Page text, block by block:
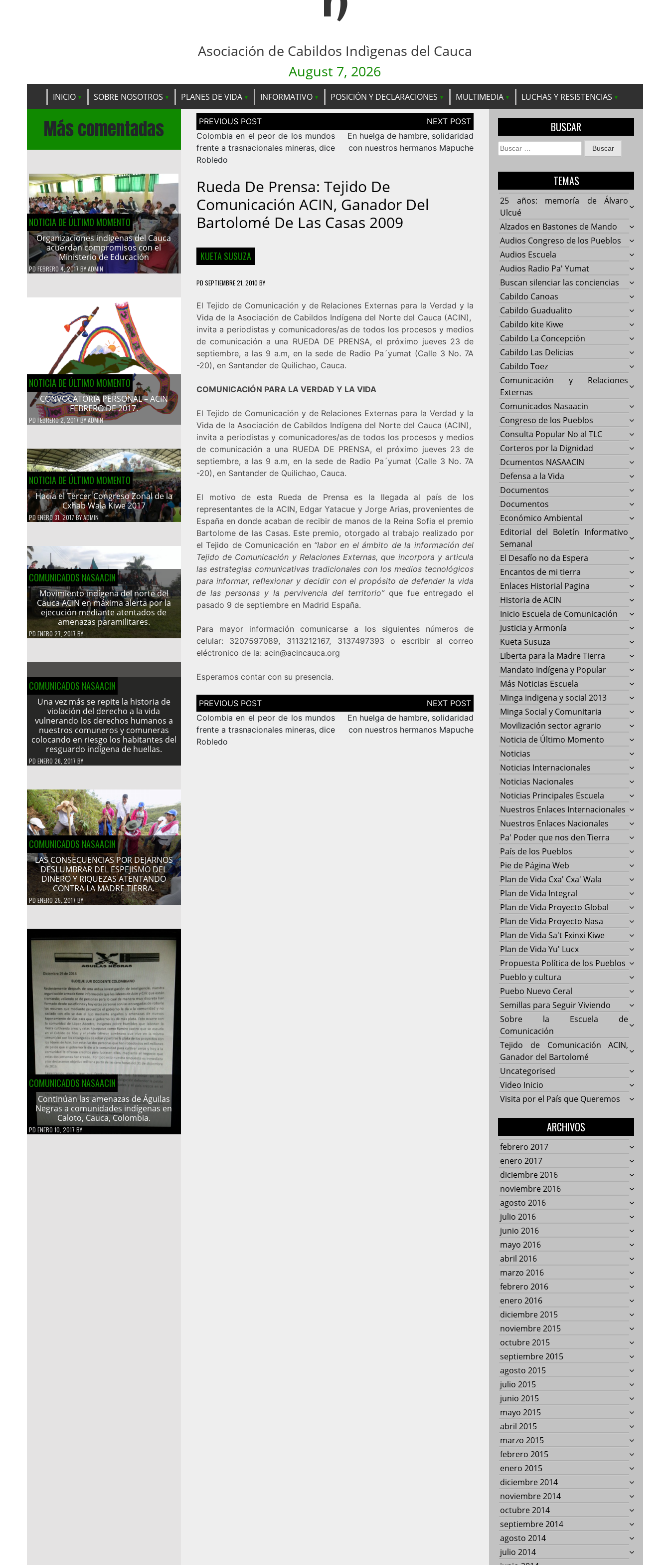
Asociación de Cabildos Indìgenas del Cauca
August 7, 2026
INICIO SOBRE NOSOTROS PLANES DE VIDA INFORMATIVO POSICIÓN Y DECLARACIONES MULTIMEDIA LUCHAS Y RESISTENCIAS
Más comentadas
NOTICIA DE ÚLTIMO MOMENTO
Organizaciones indígenas del Cauca
acuerdan compromisos con el
Ministerio de Educación
PD FEBRERO 4, 2017 BYADMIN
NOTICIA DE ÚLTIMO MOMENTO
CONVOCATORIA PERSONAL – ACIN
FEBRERO DE 2017.
PD FEBRERO 2, 2017BYADMIN
NOTICIA DE ÚLTIMO MOMENTO
Hacía el Tercer Congreso Zonal de la
Cxhab Wala Kiwe 2017
PDENERO 31, 2017BYADMIN
COMUNICADOS NASAACIN
Movimiento indígena del norte del
Cauca ACIN en máxima alerta por la
ejecución mediante atentados de
amenazas paramilitares.
PD ENERO 27, 2017 BY
COMUNICADOS NASAACIN
Una vez más se repite la historia de
violación del derecho a la vida
vulnerando los derechos humanos a
nuestros comuneros y comuneras
colocando en riesgo los habitantes del
resguardo indígena de huellas.
PD ENERO 26, 2017 BY
COMUNICADOS NASAACIN
LAS CONSECUENCIAS POR DEJARNOS
DESLUMBRAR DEL ESPEJISMO DEL
DINERO Y RIQUEZAS ATENTANDO
CONTRA LA MADRE TIERRA.
PDENERO 25, 2017 BY
COMUNICADOS NASAACIN
Continúan las amenazas de Águilas
Negras a comunidades indígenas en
Caloto, Cauca, Colombia.
PD ENERO 10, 2017 BY
Navegación
de
entradas
Colombia en el peor de los mundos
frente a trasnacionales mineras, dice
Robledo
En huelga de hambre, solidaridad
con nuestros hermanos Mapuche
Rueda De Prensa: Tejido De
Comunicación ACIN, Ganador Del
Bartolomé De Las Casas 2009
KUETA SUSUZA
PD SEPTIEMBRE 21, 2010 BY
El Tejido de Comunicación y de Relaciones Externas para la Verdad y la
Vida de la Asociación de Cabildos Indígena del Norte del Cauca (ACIN),
invita a periodistas y comunicadores/as de todos los procesos y medios
de comunicación a una RUEDA DE PRENSA, el próximo jueves 23 de
septiembre, a las 9 a.m, en la sede de Radio Pa´yumat (Calle 3 No. 7A
-20), en Santander de Quilichao, Cauca.
COMUNICACIÓN PARA LA VERDAD Y LA VIDA
El Tejido de Comunicación y de Relaciones Externas para la Verdad y la
Vida de la Asociación de Cabildos Indígena del Norte del Cauca (ACIN),
invita a periodistas y comunicadores/as de todos los procesos y medios
de comunicación a una RUEDA DE PRENSA, el próximo jueves 23 de
septiembre, a las 9 a.m, en la sede de Radio Pa´yumat (Calle 3 No. 7A
-20), en Santander de Quilichao, Cauca.
El motivo de esta Rueda de Prensa es la llegada al país de los
representantes de la ACIN, Edgar Yatacue y Jorge Arias, provenientes de
España en donde acaban de recibir de manos de la Reina Sofia el premio
Bartolome de las Casas. Este premio, otorgado al trabajo realizado por
el Tejido de Comunicación en “labor en el ámbito de la información del
Tejido de Comunicación y Relaciones Externas, que incorpora y articula
las estrategias comunicativas tradicionales con los medios tecnológicos
para informar, reflexionar y decidir con el propósito de defender la vida
de las personas y la pervivencia del territorio”que fue entregado el
pasado 9 de septiembre en Madrid España.
Para mayor información comunicarse a los siguientes números de
celular: 3207597089, 3113212167, 3137497393 o escribir al correo
eléctronico de la: acin@acincauca.org
Esperamos contar con su presencia.
Navegación
de
entradas
Colombia en el peor de los mundos
frente a trasnacionales mineras, dice
Robledo
En huelga de hambre, solidaridad
con nuestros hermanos Mapuche
BUSCAR
Buscar:
TEMAS
25 años: memoría de Álvaro
Ulcué
Alzados en Bastones de Mando
Audios Congreso de los Pueblos
Audios Escuela
Audios Radio Pa' Yumat
Buscan silenciar las conciencias
Cabildo Canoas
Cabildo Guadualito
Cabildo kite Kiwe
Cabildo La Concepción
Cabildo Las Delicias
Cabildo Toez
Comunicación y Relaciones
Externas
Comunicados Nasaacin
Congreso de los Pueblos
Consulta Popular No al TLC
Corteros por la Dignidad
Dcumentos NASAACIN
Defensa a la Vida
Documentos
Documentos
Económico Ambiental
Editorial del Boletín Informativo
Semanal
El Desafío no da Espera
Encantos de mi tierra
Enlaces Historial Pagina
Historia de ACIN
Inicio Escuela de Comunicación
Justicia y Armonía
Kueta Susuza
Liberta para la Madre Tierra
Mandato Indígena y Popular
Más Noticias Escuela
Minga indigena y social 2013
Minga Social y Comunitaria
Movilización sector agrario
Noticia de Último Momento
Noticias
Noticias Internacionales
Noticias Nacionales
Noticias Principales Escuela
Nuestros Enlaces Internacionales
Nuestros Enlaces Nacionales
Pa' Poder que nos den Tierra
País de los Pueblos
Pie de Página Web
Plan de Vida Cxa' Cxa' Wala
Plan de Vida Integral
Plan de Vida Proyecto Global
Plan de Vida Proyecto Nasa
Plan de Vida Sa't Fxinxi Kiwe
Plan de Vida Yu' Lucx
Propuesta Política de los Pueblos
Pueblo y cultura
Puebo Nuevo Ceral
Semillas para Seguir Viviendo
Sobre la Escuela de
Comunicación
Tejido de Comunicación ACIN,
Ganador del Bartolomé
Uncategorised
Video Inicio
Visita por el País que Queremos
ARCHIVOS
febrero 2017
enero 2017
diciembre 2016
noviembre 2016
agosto 2016
julio 2016
junio 2016
mayo 2016
abril 2016
marzo 2016
febrero 2016
enero 2016
diciembre 2015
noviembre 2015
octubre 2015
septiembre 2015
agosto 2015
julio 2015
junio 2015
mayo 2015
abril 2015
marzo 2015
febrero 2015
enero 2015
diciembre 2014
noviembre 2014
octubre 2014
septiembre 2014
agosto 2014
julio 2014